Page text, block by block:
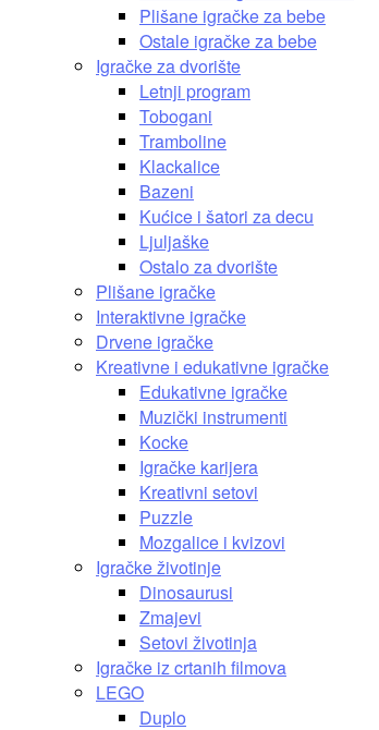
Plišane igračke za bebe
Ostale igračke za bebe
Igračke za dvorište
Letnji program
Tobogani
Tramboline
Klackalice
Bazeni
Kućice i šatori za decu
Ljuljaške
Ostalo za dvorište
Plišane igračke
Interaktivne igračke
Drvene igračke
Kreativne i edukativne igračke
Edukativne igračke
Muzički instrumenti
Kocke
Igračke karijera
Kreativni setovi
Puzzle
Mozgalice i kvizovi
Igračke životinje
Dinosaurusi
Zmajevi
Setovi životinja
Igračke iz crtanih filmova
LEGO
Duplo